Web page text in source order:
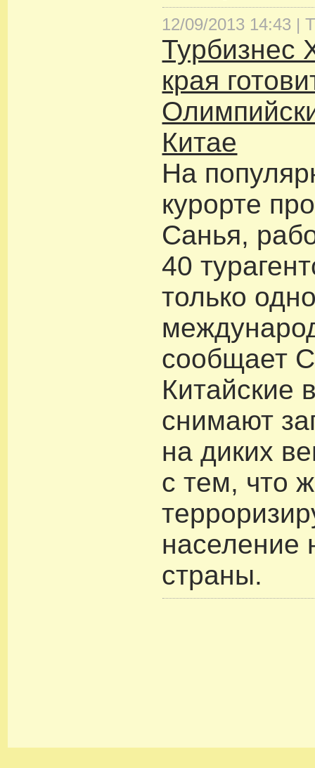
12/09/2013 14:43 |
Турбизнес
края
Китае
На
курорте
Санья,
40
только
сообщает
Китайские
снимают
на диких
с тем, что
население
страны.